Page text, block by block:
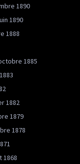
1890
1890
1888
1885
1882
1879
1878
1868